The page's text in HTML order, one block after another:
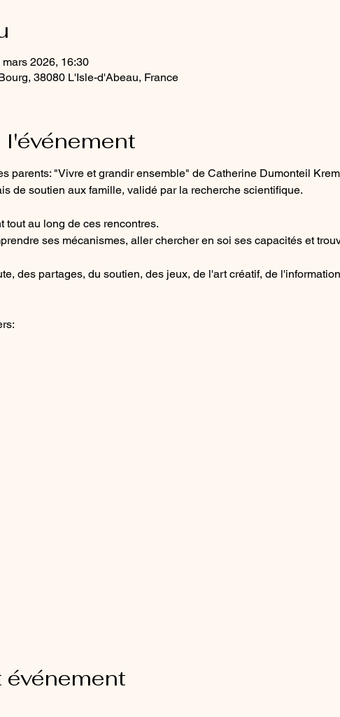
2026, 16:30
38080 L'Isle-d'Abeau, France
l'événement
parents: "Vivre et grandir ensemble" de Catherine Dumonteil
de soutien aux famille, validé par la recherche scientifique.
tout au long de ces rencontres.
ses mécanismes, aller chercher en soi ses capacités et
des partages, du soutien, des jeux, de l'art créatif, de
événement